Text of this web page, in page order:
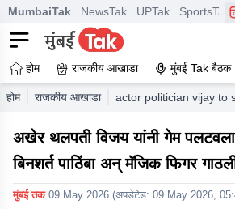
MumbaiTak NewsTak UPTak SportsTak
होम राजकीय आखाडा मुंबई Tak बैठक
होम राजकीय आखाडा actor politician vijay to
अखेर थलपती विजय यांनी गेम पलटवला,
बिनशर्त पाठिंबा अन् मॅजिक फिगर
मुंबई तक 09 May 2026 (अपडेटेड: 09 May 2026,